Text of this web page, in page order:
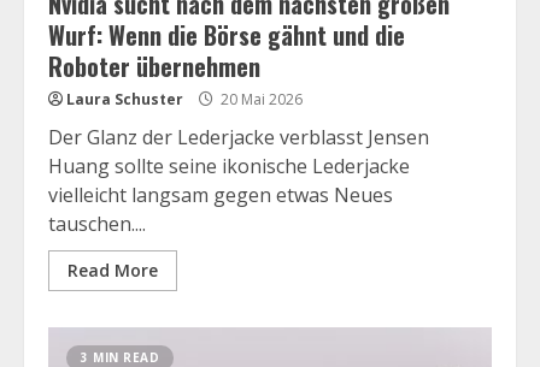
Wurf: Wenn die Börse gähnt und die
Roboter übernehmen
Laura Schuster 20 Mai 2026
Der Glanz der Lederjacke verblasst Jensen
Huang sollte seine ikonische Lederjacke
vielleicht langsam gegen etwas Neues
tauschen....
Read More
3 MIN READ